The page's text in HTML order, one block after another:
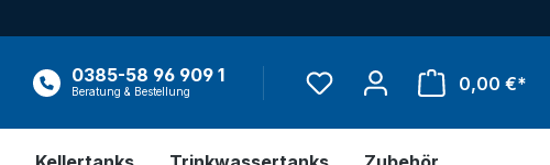
0385-58 96 909 1
Beratung & Bestellung 0,00 €*